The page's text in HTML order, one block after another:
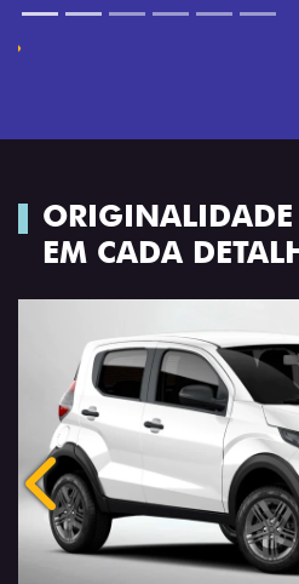
ORIGINALIDADE
EM CADA
Anterior